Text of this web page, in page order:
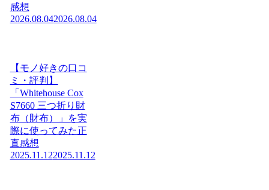
感想
2026.08.042026.08.04
【モノ好きの口コ
ミ・評判】
「Whitehouse Cox
S7660 三つ折り財
布（財布）」を実
際に使ってみた正
直感想
2025.11.122025.11.12